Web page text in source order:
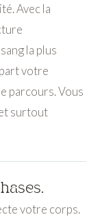
Avec la
la plus
votre
parcours. Vous
surtout
votre corps.